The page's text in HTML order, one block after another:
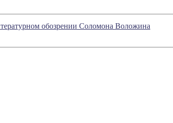
обозрении Соломона Воложина